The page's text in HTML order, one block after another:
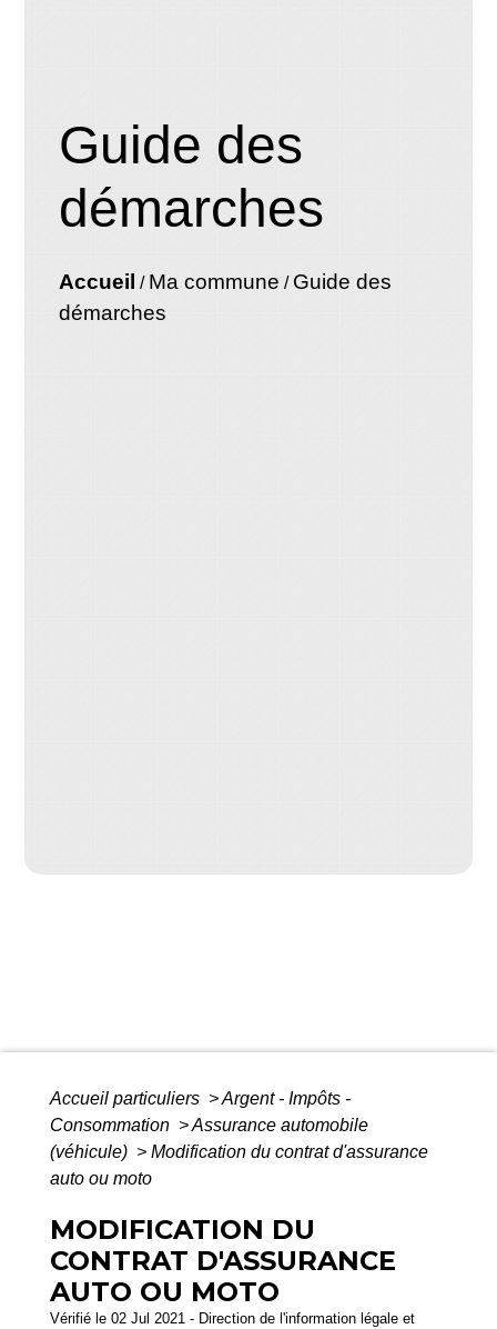
Guide des
démarches
Accueil / Ma commune / Guide des
démarches
Accueil particuliers >Argent - Impôts -
Consommation >Assurance automobile
(véhicule) > Modification du contrat d'assurance
auto ou moto
MODIFICATION DU
CONTRAT D'ASSURANCE
AUTO OU MOTO
Vérifié le 02 Jul 2021 - Direction de l'information légale et